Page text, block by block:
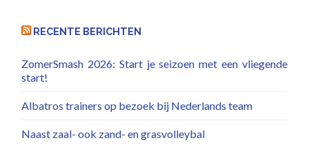
RECENTE BERICHTEN
ZomerSmash 2026: Start je seizoen met een vliegende
start!
Albatros trainers op bezoek bij Nederlands team
Naast zaal- ook zand- en grasvolleybal